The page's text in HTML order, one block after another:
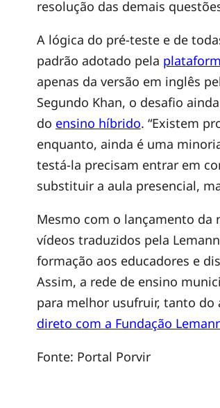
h
a
v
e
r
s
ã
o
e
resolução das demais
A lógica do pré-teste e de
padrão adotado pela
apenas da versão em inglês
Segundo Khan, o desafio
do ensino híbrido. “Existem
enquanto, ainda é uma
testá-la precisam entrar em
substituir a aula presencial,
Mesmo com o lançamento
vídeos traduzidos pela
formação aos educadores e
Assim, a rede de ensino
para melhor usufruir, tanto
direto com a Fundação
Fonte: Portal Porvir